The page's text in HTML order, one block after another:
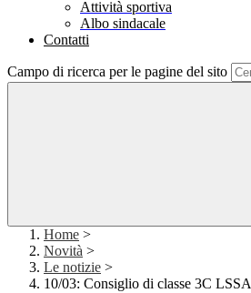
Attività sportiva
Albo sindacale
Contatti
Campo di ricerca per le pagine del sito
Home >
Novità >
Le notizie >
10/03: Consiglio di classe 3C LSSA